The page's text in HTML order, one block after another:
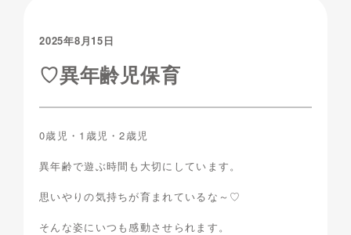
2025年8月15日
♡異年齢児保育
0歳児・1歳児・2歳児
異年齢で遊ぶ時間も大切にしています。
思いやりの気持ちが育まれているな～♡
そんな姿にいつも感動させられます。